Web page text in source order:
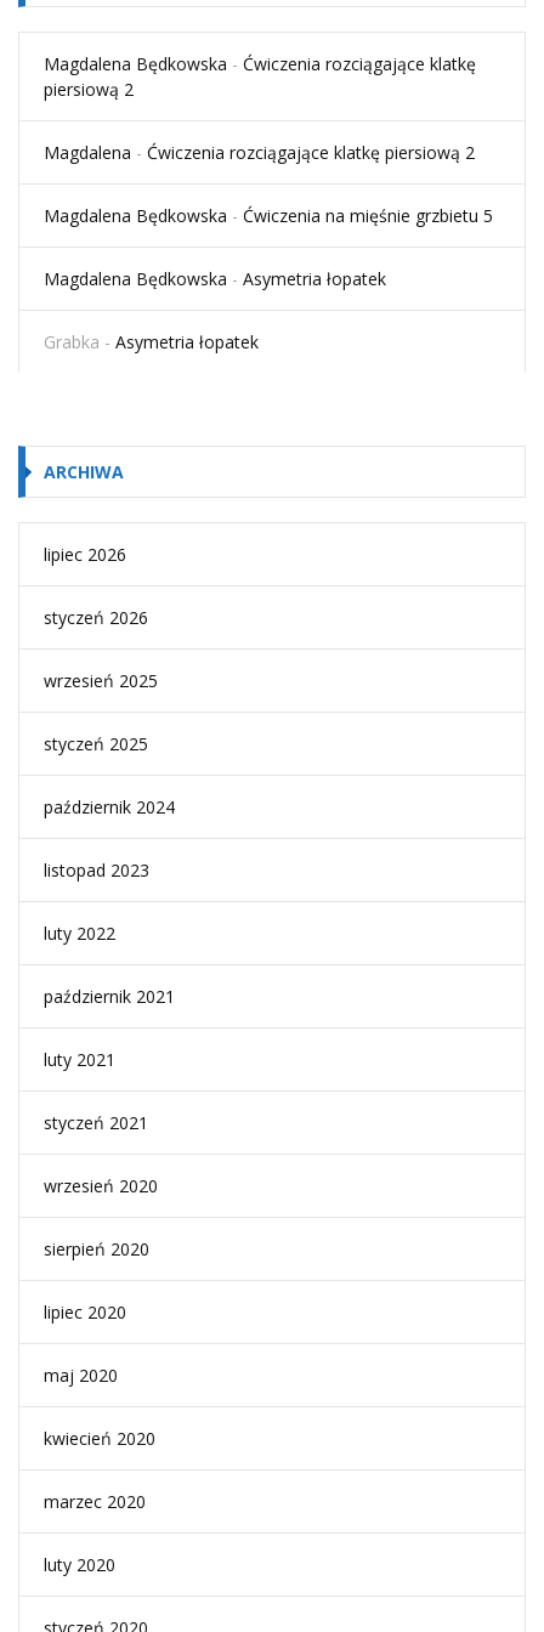
Magdalena Będkowska - Ćwiczenia rozciągające klatkę
piersiową 2
Magdalena - Ćwiczenia rozciągające klatkę piersiową 2
Magdalena Będkowska - Ćwiczenia na mięśnie grzbietu 5
Magdalena Będkowska - Asymetria łopatek
Grabka - Asymetria łopatek
ARCHIWA
lipiec 2026
styczeń 2026
wrzesień 2025
styczeń 2025
październik 2024
listopad 2023
luty 2022
październik 2021
luty 2021
styczeń 2021
wrzesień 2020
sierpień 2020
lipiec 2020
maj 2020
kwiecień 2020
marzec 2020
luty 2020
styczeń 2020